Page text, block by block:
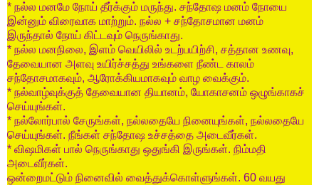
* நல்ல மனமே நோய் தீர்க்கும் மருந்து. சந்தோஷ மனம் நோயை
இன்னும் விரைவாக மாற்றும். நல்ல + சந்தோசமான மனம்
இருந்தால் நோய் கிட்டவும் நெருங்காது.
* நல்ல மனநிலை, இளம் வெயிலில் உடற்பயிற்சி, சத்தான உணவு,
தேவையான அளவு உயிர்ச்சத்து உங்களை நீண்ட
காலம்
சந்தோசமாகவும், ஆரோக்கியமாகவும் வாழ வைக்கும்.
* நல்வாழ்வுக்குத் தேவையான தியானம், யோகாசனம் ஒழுங்காகச்
செய்யுங்கள்.
* நல்லோர்பால் சேருங்கள், நல்லதையே நினையுங்கள், நல்லதையே
செய்யுங்கள். நீங்கள் சந்தோஷ உச்சத்தை அடைவீர்கள்.
* விஷமிகள் பால் நெருங்காது ஒதுங்கி இருங்கள். நிம்மதி
அடைவீர்கள்.
ஒன்றைமட்டும் நினைவில் வைத்துக்கொள்ளுங்கள். 60 வயது